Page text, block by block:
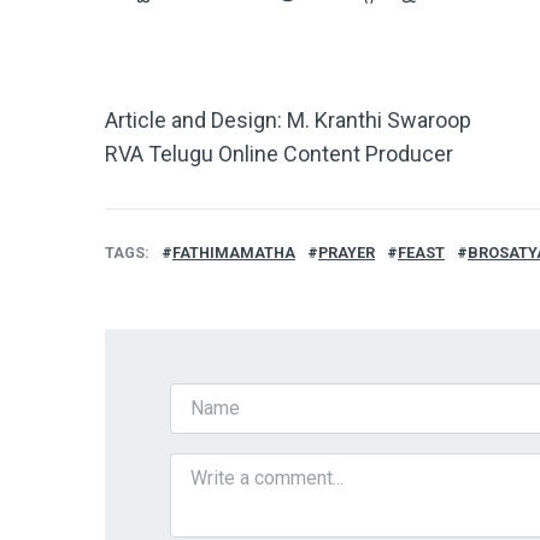
Article and Design: M. Kranthi Swaroop
RVA Telugu Online Content Producer
TAGS FATHIMAMATHA PRAYER FEAST